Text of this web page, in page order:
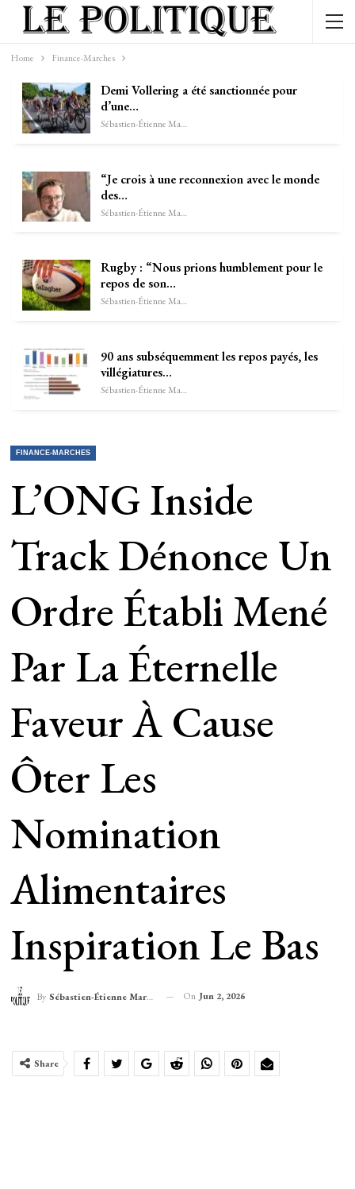
Home Finance-Marches
Demi Vollering a été sanctionnée pour
d’une…
Sébastien-Étienne Marechal
“Je crois à une reconnexion avec le monde
des…
Sébastien-Étienne Marechal
Rugby : “Nous prions humblement pour le
repos de son…
Sébastien-Étienne Marechal
90 ans subséquemment les repos payés, les
villégiatures…
Sébastien-Étienne Marechal
FINANCE-MARCHES
L’ONG Inside
Track Dénonce Un
Ordre Établi Mené
Par La Éternelle
Faveur À Cause
Ôter Les
Nomination
Alimentaires
Inspiration Le Bas
By Sébastien-Étienne Marechal On Jun 2, 2026
Share